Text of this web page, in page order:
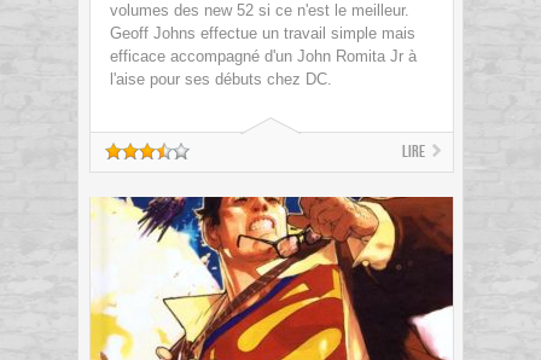
volumes des new 52 si ce n'est le meilleur.
Geoff Johns effectue un travail simple mais
efficace accompagné d'un John Romita Jr à
l'aise pour ses débuts chez DC.
Lire